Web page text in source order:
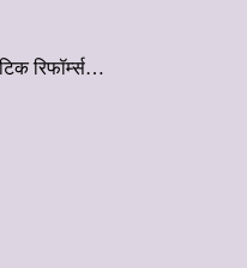
रिफॉर्म्स…